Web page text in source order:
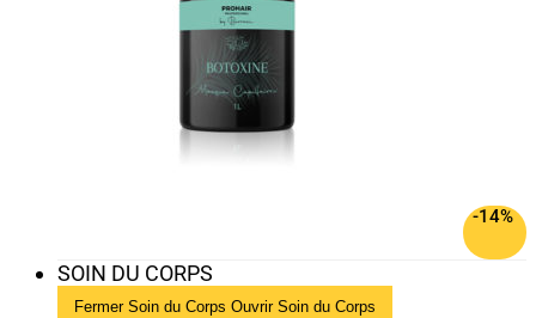
-14%
SOIN DU CORPS
Fermer Soin du Corps Ouvrir Soin du Corps